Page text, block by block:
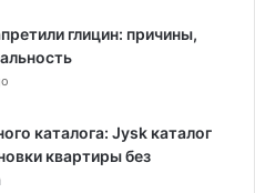
глицин: причины,
каталога: Jysk каталог
квартиры без